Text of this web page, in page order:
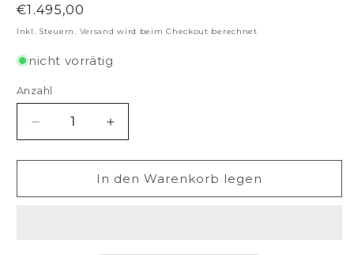
Normaler
Preis
€1.495,00
Inkl. Steuern. Versand wird beim Checkout berechnet
nicht vorrätig
Anzahl
Verringere
die
Menge
Brokis
Erhöhe
die
Menge
für
Brokis
In den Warenkorb legen